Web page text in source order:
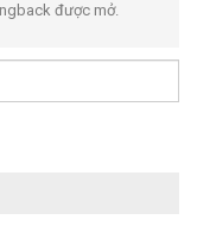
được mở.